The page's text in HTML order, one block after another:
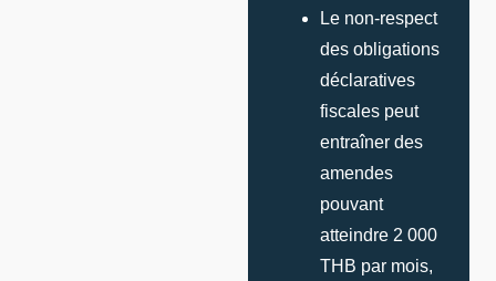
Le non-respect
des obligations
déclaratives
fiscales peut
entraîner des
amendes
pouvant
atteindre 2 000
THB par mois,